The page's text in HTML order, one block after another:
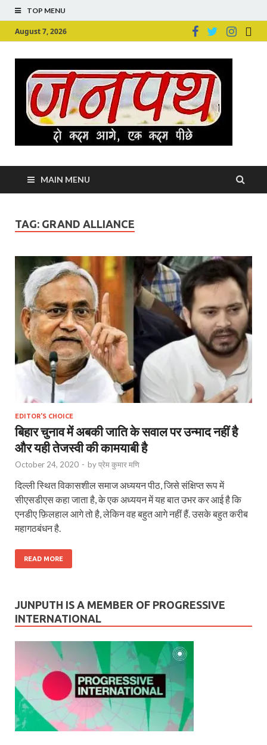
TOP MENU
August 7, 2026
MAIN MENU
TAG: GRAND ALLIANCE
EDITOR'S CHOICE
बिहार चुनाव में अबकी जाति के सवाल पर उन्माद नहीं है
और यही तेजस्वी की कामयाबी है
October 24, 2020 - byप्रेम कुमार मणि
दिल्ली स्थित विकासशील समाज अध्ययन पीठ, जिसे संक्षिप्त रूप में
सीएसडीएस कहा जाता है, के एक अध्ययन में यह बात उभर कर आई है कि
एनडीए फ़िलहाल आगे तो है, लेकिन वह बहुत आगे नहीं हैं. उसके बहुत करीब
महागठबंधन है.
READ MORE
JUNPUTH IS A MEMBER OF PROGRESSIVE
INTERNATIONAL